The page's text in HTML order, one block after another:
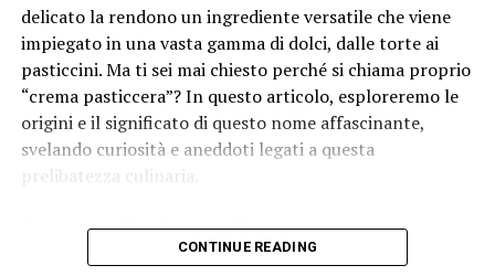
obesità o malnutrizione.
In conclusione, è importante seguire una dieta
equilibrata per garantire al corpo i nutrienti necessari
per funzionare in modo ottimale. Contribuisce alla
prevenzione di malattie, al mantenimento di un peso
corporeo sano e al supporto di una vita attiva e
RELATED TOPICS:
delicato la rendono un ingrediente versatile che viene
impiegato in una vasta gamma di dolci, dalle torte ai
pasticcini. Ma ti sei mai chiesto perché si chiama proprio
“crema pasticcera”? In questo articolo, esploreremo le
origini e il significato di questo nome affascinante,
svelando curiosità e aneddoti legati a questa
prelibatezza culinaria.
Storia della Crema Pasticcera
CONTINUE READING